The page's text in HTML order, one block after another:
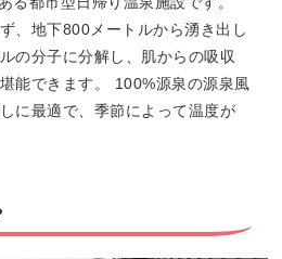
、地下800メートルから湧き出し
の分子に分解し、肌からの吸収
能できます。 100%源泉の源泉風
に最適で、季節によって温度が